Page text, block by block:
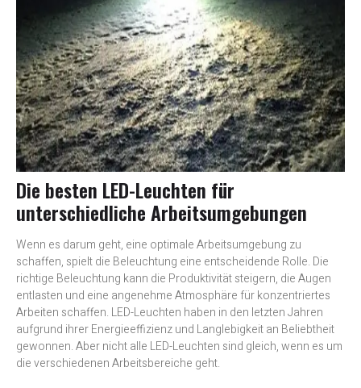
Die besten LED-Leuchten für
unterschiedliche Arbeitsumgebungen
Wenn es darum geht, eine optimale Arbeitsumgebung zu
schaffen, spielt die Beleuchtung eine entscheidende Rolle. Die
richtige Beleuchtung kann die Produktivität steigern, die Augen
entlasten und eine angenehme Atmosphäre für konzentriertes
Arbeiten schaffen. LED-Leuchten haben in den letzten Jahren
aufgrund ihrer Energieeffizienz und Langlebigkeit an Beliebtheit
gewonnen. Aber nicht alle LED-Leuchten sind gleich, wenn es um
die verschiedenen Arbeitsbereiche geht.